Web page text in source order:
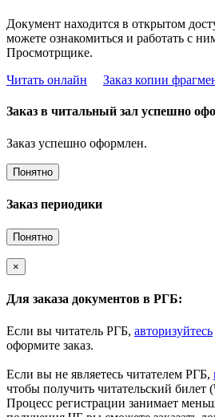
Документ находится в открытом
можете ознакомиться и работать с
Просмотрщике.
Читать онлайн
Заказ копии
Заказ в читальный зал успешно
Заказ успешно оформлен.
Понятно
Заказ периодики
Понятно
×
Для заказа документов в РГБ:
Если вы читатель РГБ, авторизуйтесь
оформите заказ.
Если вы не являетесь читателем РГБ,
чтобы получить читательский билет
Процесс регистрации занимает